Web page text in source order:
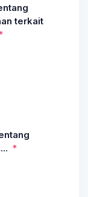
terkait